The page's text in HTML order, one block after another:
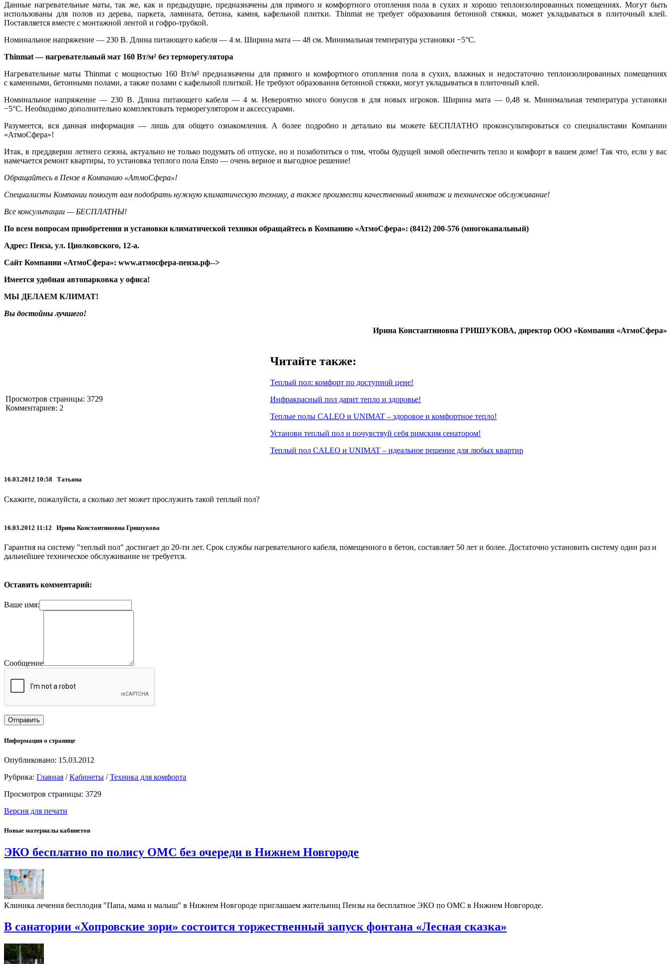
Данные нагревательные маты, так же, как и предыдущие, предназначены для прямого и комфортного отопления пола в сухих и хорошо теплоизолированных помещениях. Могут быть
использованы для полов из дерева, паркета, ламината, бетона, камня, кафельной плитки. Thinmatне требует образования бетонной стяжки, может укладываться в плиточный клей.
Поставляется вместе с монтажной лентой и гофро-трубкой.
Номинальное напряжение — 230 В. Длина питающего кабеля — 4 м. Ширина мата — 48 см. Минимальная температура установки −5°C.
Thinmat— нагревательный мат 160 Вт/м² без терморегулятора
Нагревательные матыThinmat с мощностью 160 Вт/м² предназначены для прямого и комфортного отопления пола в сухих, влажных и недостаточно теплоизолированных помещениях
с каменными, бетонными полами, а также полами с кафельной плиткой. Не требуют образования бетонной стяжки, могут укладываться в плиточный клей.
Номинальное напряжение — 230 В. Длина питающего кабеля — 4 м. Невероятно много бонусов в для новых игроков. Ширина мата — 0,48 м. Минимальная температура установки
−5°C. Необходимо дополнительно комплектовать терморегулятором и аксессуарами.
Разумеется, вся данная информация — лишь для общего ознакомления. А более подробно и детально вы можете БЕСПЛАТНО проконсультироваться со специалистами Компании
«АтмоСфера»!
Итак, в преддверии летнего сезона, актуально не только подумать об отпуске, но и позаботиться о том, чтобы будущей зимой обеспечить тепло и комфорт в вашем доме! Так что, если у вас
намечается ремонт квартиры, то установка теплого пола Ensto — очень верное и выгодное решение!
Обращайтесь в Пензе в Компанию «АтмоСфера»!
Специалисты Компании помогут вам подобрать нужную климатическую технику, а также произвести качественный монтаж и техническое обслуживание!
Все консультации — БЕСПЛАТНЫ!
По всем вопросам приобретения и установки климатической техники обращайтесь в Компанию «АтмоСфера»: (8412) 200-576 (многоканальный)
Адрес: Пенза, ул. Циолковского, 12-а.
Сайт Компании «АтмоСфера»: www.атмосфера-пенза.рф-->
Имеется удобная автопарковка у офиса!
МЫ ДЕЛАЕМ КЛИМАТ!
Вы достойны лучшего!
Ирина Константиновна ГРИШУКОВА, директор ООО «Компания «АтмоСфера»
Просмотров страницы: 3729
Комментариев: 2
Читайте также:
Теплый пол: комфорт по доступной цене!
Инфракрасный пол дарит тепло и здоровье!
Теплые полы CALEO и UNIMAT – здоровое и комфортное тепло!
Установи теплый пол и почувствуй себя римским сенатором!
Теплый пол CALEO и UNIMAT – идеальное решение для любых квартир
16.03.2012 10:58 Татьяна
Скажите, пожалуйста, а сколько лет может прослужить такой теплый пол?
16.03.2012 11:12 Ирина Константиновна Гришукова
Гарантия на систему "теплый пол" достигает до 20-ти лет. Срок службы нагревательного кабеля, помещенного в бетон, составляет 50 лет и более. Достаточно установить систему один раз и
дальнейшее техническое обслуживание не требуется.
Оставить комментарий:
Ваше имя:
Сообщение
Информация о странице
Опубликовано: 15.03.2012
Рубрика: Главная /Кабинеты /Техника для комфорта
Просмотров страницы: 3729
Версия для печати
Новые материалы кабинетов
ЭКО бесплатно по полису ОМС без очереди в Нижнем Новгороде
Клиника лечения бесплодия "Папа, мама и малыш" в Нижнем Новгороде приглашаем жительниц Пензы на бесплатное ЭКО по ОМС в Нижнем Новгороде.
В санатории «Хопровские зори» состоится торжественный запуск фонтана «Лесная сказка»